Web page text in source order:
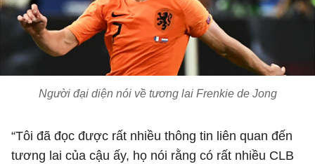
Người đại diện nói về tương lai Frenkie de Jong
“Tôi đã đọc được rất nhiều thông tin liên quan đến
tương lai của cậu ấy, họ nói rằng có rất nhiều CLB